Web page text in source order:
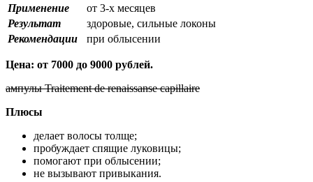
Применение
от 3-х месяцев
Результат
здоровые, сильные локоны
Рекомендации
при облысении
Цена: от 7000 до 9000 рублей.
ампулы Traitement de renaissanse capillaire
Плюсы
делает волосы толще;
пробуждает спящие луковицы;
помогают при облысении;
не вызывают привыкания.